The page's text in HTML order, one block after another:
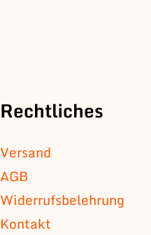
Rechtliches
Versand
AGB
Widerrufsbelehrung
Kontakt